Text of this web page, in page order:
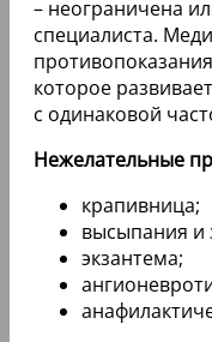
– неограничена
специалиста.
которое
с одинаковой
Нежелательные
крапивница;
высыпания и
экзантема;